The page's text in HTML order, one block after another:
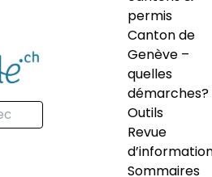
permis
Canton de
Genève –
quelles
démarches?
Outils
Revue
Sommaires